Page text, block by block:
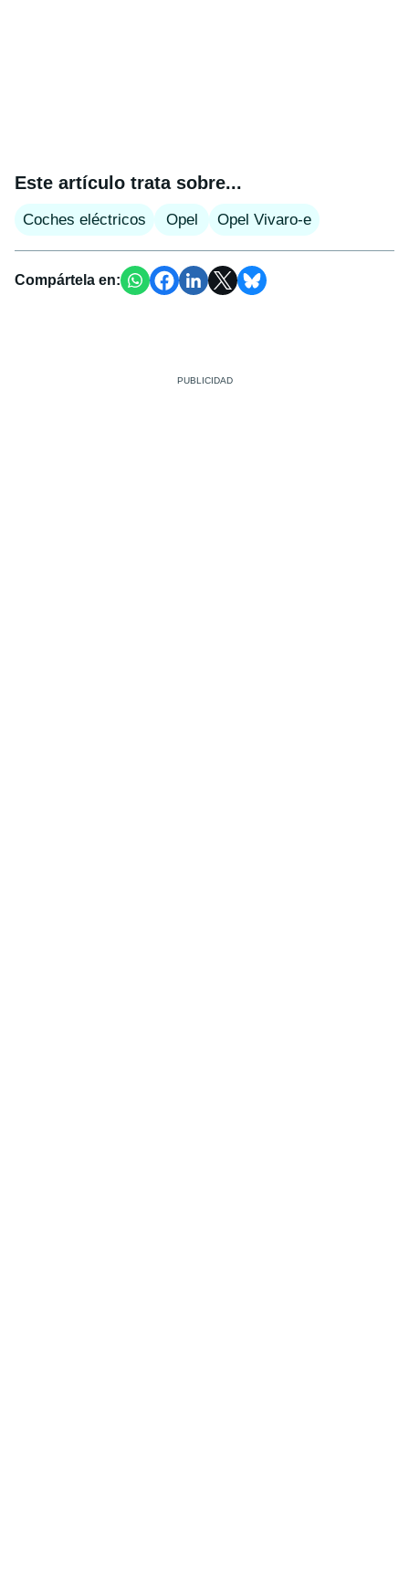
Este artículo trata sobre...
Coches eléctricos Opel Opel Vivaro-e
Compártela en: